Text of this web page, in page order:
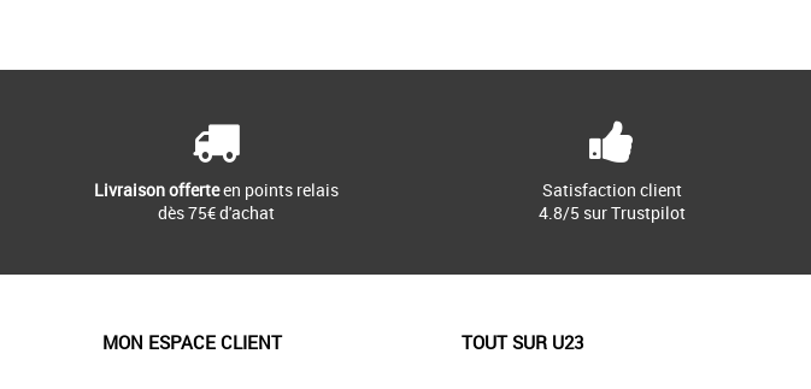
Livraison offerteen points relais
dès 75€ d'achat
Satisfaction client
4.8/5 sur Trustpilot
MON ESPACE CLIENT TOUT SUR U23